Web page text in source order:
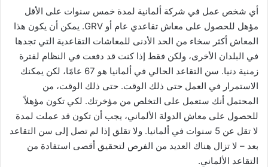
أي شخص عمل في شركة ألمانية لمدة خمس سنوات على الأقل
مؤهل للحصول على معاش تقاعدي عام أو GRV. يمكن أن يكون هذا
المعاش أكثر سخاء من الحد الأدنى للمعاشات التقاعدية التي تجدها
في البلدان الأخرى، ولكن فقط إذا كنت قد دفعت في النظام لفترة
زمنية دنيا. سن التقاعد الحالي في ألمانيا هو 67 عامًا، لكن يمكنك
الاستمرار في العمل حتى ذلك الوقت. حتى ذلك الوقت، من
المحتمل أنك ستعمل على التخلص من مؤخرتك. لكي تكون مؤهلاً
للحصول على معاش الدولة الألماني، يجب أن تكون قد عملت لمدة
لا تقل عن 5 سنوات في ألمانيا. ولا تقلق إذا لم تصل إلى سن التقاعد
بعد – لا تزال هناك العديد من الفرص لتحقيق أقصى استفادة من
التقاعد الألماني.